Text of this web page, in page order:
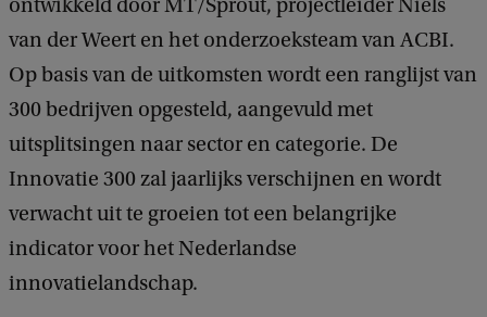
ontwikkeld door MT/Sprout, projectleider Niels
van der Weert en het onderzoeksteam van ACBI.
Op basis van de uitkomsten wordt een ranglijst van
300 bedrijven opgesteld, aangevuld met
uitsplitsingen naar sector en categorie. De
Innovatie 300 zal jaarlijks verschijnen en wordt
verwacht uit te groeien tot een belangrijke
indicator voor het Nederlandse
innovatielandschap.